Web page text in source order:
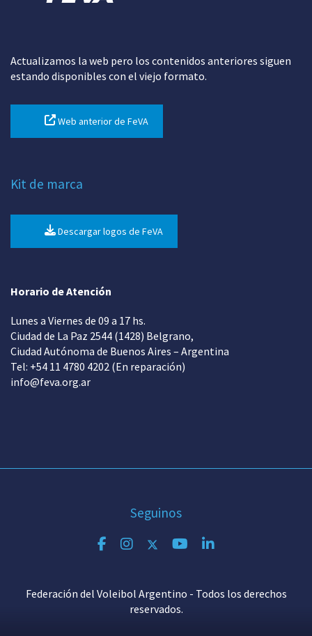
Actualizamos la web pero los contenidos anteriores siguen
estando disponibles con el viejo formato.
Web anterior de FeVA
Kit de marca
Descargar logos de FeVA
Horario de Atención
Lunes a Viernes de 09 a 17 hs.
Ciudad de La Paz 2544 (1428) Belgrano,
Ciudad Autónoma de Buenos Aires – Argentina
Tel: +54 11 4780 4202 (En reparación)
info@feva.org.ar
Seguinos
Federación del Voleibol Argentino - Todos los derechos
reservados.